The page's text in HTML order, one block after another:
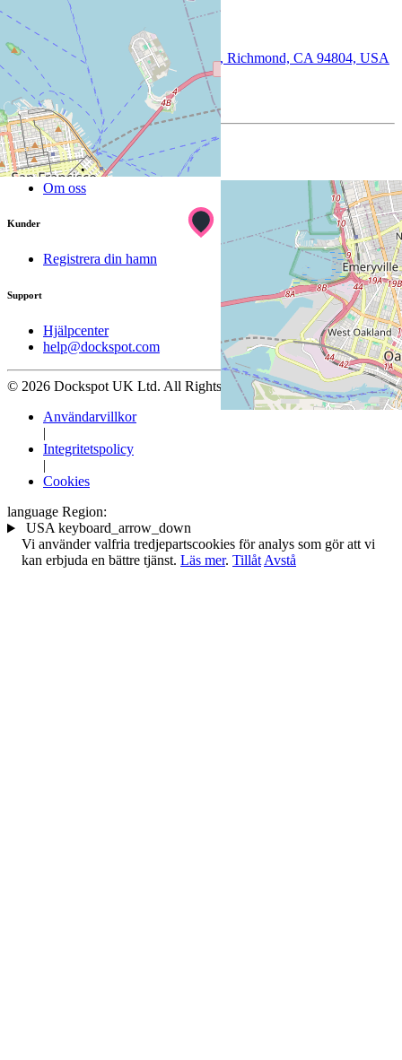
OpenStreetMap
mbyh@shmarinas.com
510-236-1013
1340 Marina Way South, Marina Bay, Richmond, CA 94804, USA
37.9137812, -122.3511915
Företag
Om oss
Kunder
Registrera din hamn
Support
Hjälpcenter
help@dockspot.com
© 2026 Dockspot UK Ltd. All Rights Reserved.
Användarvillkor
|
Integritetspolicy
|
Cookies
language Region:
USA keyboard_arrow_down
Vi använder valfria tredjepartscookies för analys som gör att vi
kan erbjuda en bättre tjänst. Läs mer. Tillåt Avstå